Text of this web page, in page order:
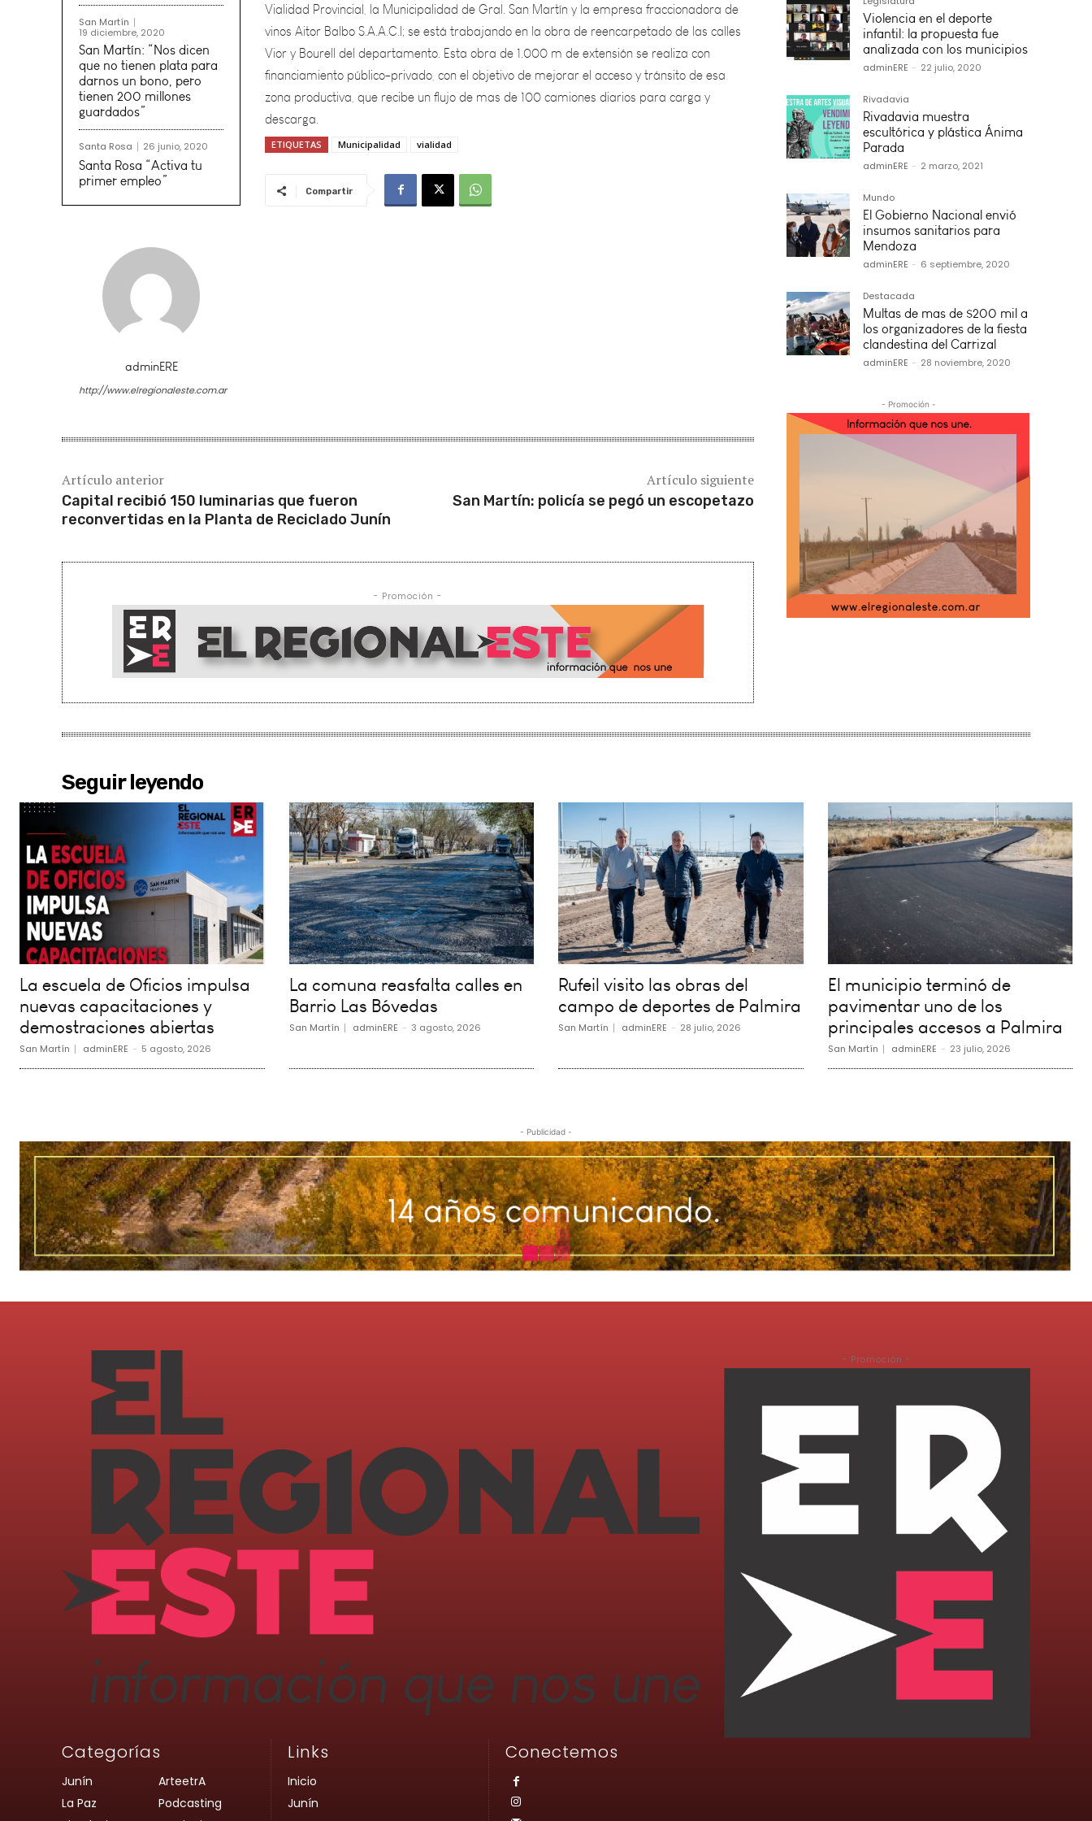
San Martín
19 diciembre, 2020
San Martín: “Nos dicen
que no tienen plata para
darnos un bono, pero
tienen 200 millones
guardados”
Santa Rosa 26 junio, 2020
Santa Rosa “Activa tu
primer empleo”
adminERE
http://www.elregionaleste.com.ar
Vior y Bourell del departamento. Esta obra de 1.000 m de extensión se realiza con
financiamiento público-privado, con el objetivo de mejorar el acceso y tránsito de esa
zona productiva, que recibe un flujo de mas de 100 camiones diarios para carga y
descarga.
ETIQUETAS Municipalidad vialidad
Compartir
Artículo anterior
Capital recibió 150 luminarias que fueron
reconvertidas en la Planta de Reciclado Junín
Artículo siguiente
San Martín: policía se pegó un escopetazo
- Promoción -
Violencia en el deporte
infantil: la propuesta fue
analizada con los municipios
adminERE - 22 julio, 2020
Rivadavia
Rivadavia muestra
escultórica y plástica Ánima
Parada
adminERE - 2 marzo, 2021
Mundo
El Gobierno Nacional envió
insumos sanitarios para
Mendoza
adminERE - 6 septiembre, 2020
Destacada
Multas de mas de $200 mil a
los organizadores de la fiesta
clandestina del Carrizal
adminERE - 28 noviembre, 2020
- Promoción -
Seguir leyendo
La escuela de Oficios impulsa
nuevas capacitaciones y
demostraciones abiertas
San Martín adminERE - 5 agosto, 2026
La comuna reasfalta calles en
Barrio Las Bóvedas
San Martín adminERE - 3 agosto, 2026
Rufeil visito las obras del
campo de deportes de Palmira
San Martín adminERE - 28 julio, 2026
El municipio terminó de
pavimentar uno de los
principales accesos a Palmira
San Martín adminERE - 23 julio, 2026
- Publicidad -
Categorías
Junín
La Paz
ArteetrA
Podcasting
Links
Inicio
Junín
Conectemos
- Promoción -